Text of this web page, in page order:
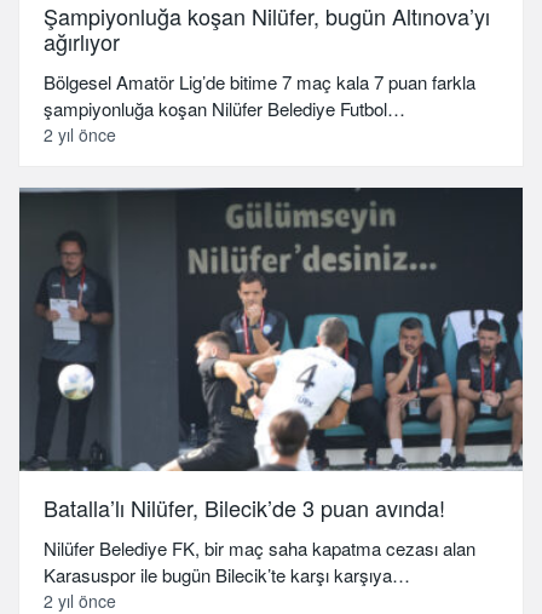
Şampiyonluğa koşan Nilüfer, bugün Altınova’yı
ağırlıyor
Bölgesel Amatör Lig’de bitime 7 maç kala 7 puan farkla
şampiyonluğa koşan Nilüfer Belediye Futbol…
2 yıl önce
Batalla’lı Nilüfer, Bilecik’de 3 puan avında!
Nilüfer Belediye FK, bir maç saha kapatma cezası alan
Karasuspor ile bugün Bilecik’te karşı karşıya…
2 yıl önce